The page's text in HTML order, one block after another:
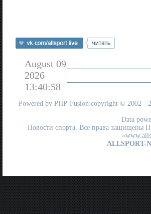
August 09
2026
13:40:58
Powered by PHP-Fusion copyright © 2002 -
Data
Новости спорта. Все права защищены
ALLSPORT-